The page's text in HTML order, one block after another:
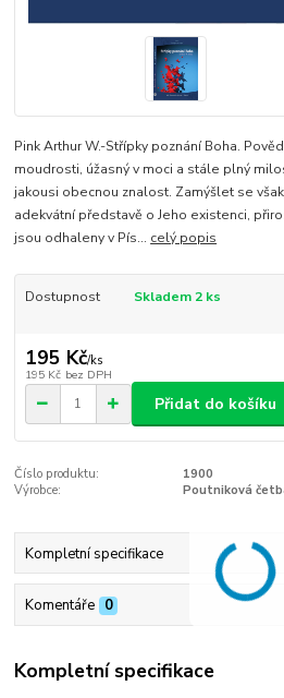
Pink Arthur W.-Střípky poznání Boha.
moudrosti, úžasný v moci a stále plný
jakousi obecnou znalost. Zamýšlet se
adekvátní představě o Jeho existenci,
jsou odhaleny v Pís... celý popis
Dostupnost Skladem 2 ks
195 Kč/ks
195 Kč bez DPH
Přidat do košíku
Číslo produktu:
1900
Výrobce:
Poutniková
Kompletní specifikace
Komentáře 0
Kompletní specifikace